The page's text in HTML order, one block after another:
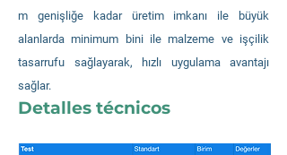
m genişliğe kadar üretim imkanı ile büyük
alanlarda minimum bini ile malzeme ve işçilik
tasarrufu sağlayarak, hızlı uygulama avantajı
sağlar.
Detalles técnicos